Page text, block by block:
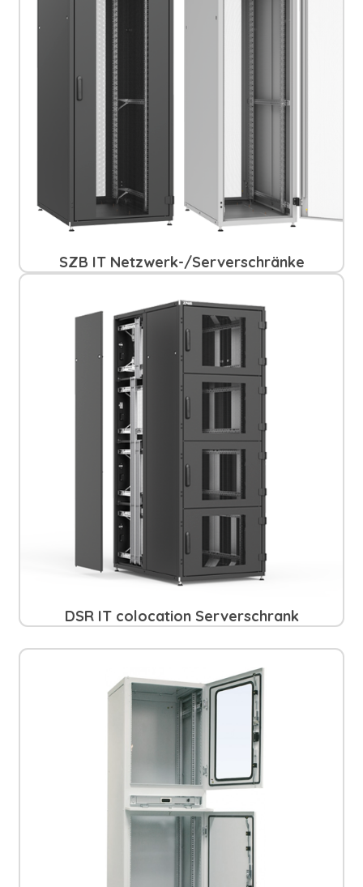
SZB IT Netzwerk-/Serverschränke
DSR IT colocation Serverschrank